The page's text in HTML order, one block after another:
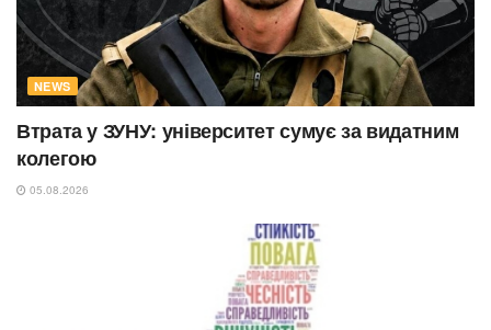
NEWS
Втрата у ЗУНУ: університет сумує за видатним
колегою
05.08.2026